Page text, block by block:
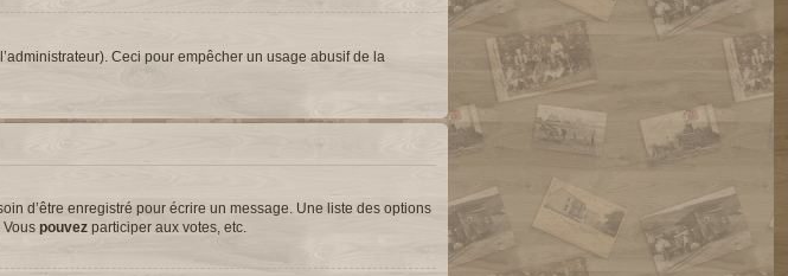
Ceci pour empêcher un usage abusif de la
d’être enregistré pour écrire un message. Une liste des options
pouvez participer aux votes, etc.